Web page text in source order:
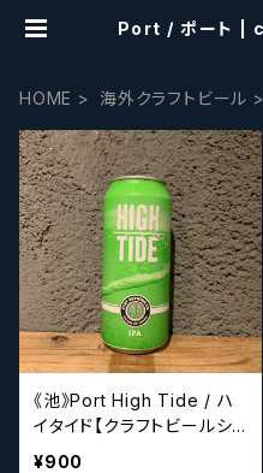
Port / ポート |
HOME 海外クラフトビール
《池》Port High Tide / ハ
イタイド【クラフトビールシ
ザーズ】
¥900